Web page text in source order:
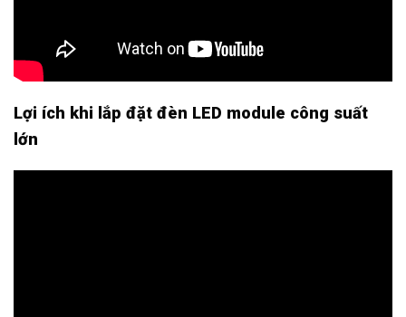
Lợi ích khi lắp đặt đèn LED module công suất
lớn